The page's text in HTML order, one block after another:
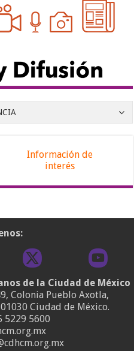
Información de
interés
de la Ciudad de México
Colonia Pueblo Axotla,
Ciudad de México.
5229 5600